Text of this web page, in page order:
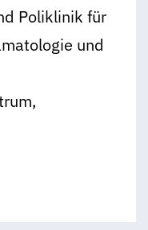
Poliklinik für
und